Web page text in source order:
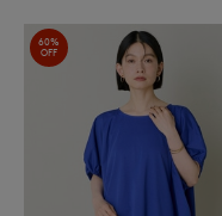
60%
OFF